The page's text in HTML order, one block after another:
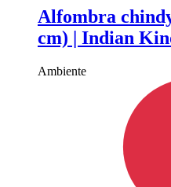
Alfombra
cm) | Indian
Ambiente